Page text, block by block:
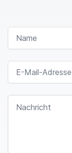
NAME
E-MAIL-ADRESSE
NACHRICHT